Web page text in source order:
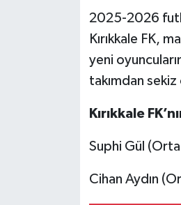
2025-2026
Kırıkkale FK,
yeni
takımdan
Kırıkkale
Suphi Gül
Cihan Aydın